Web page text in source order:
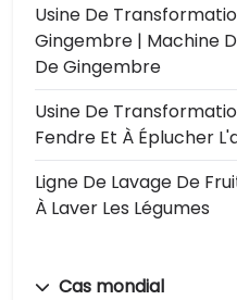
Usine De
Gingembre | Machine
De Gingembre
Usine De
Fendre Et À Éplucher
Ligne De Lavage De
À Laver Les Légumes
Cas mondial